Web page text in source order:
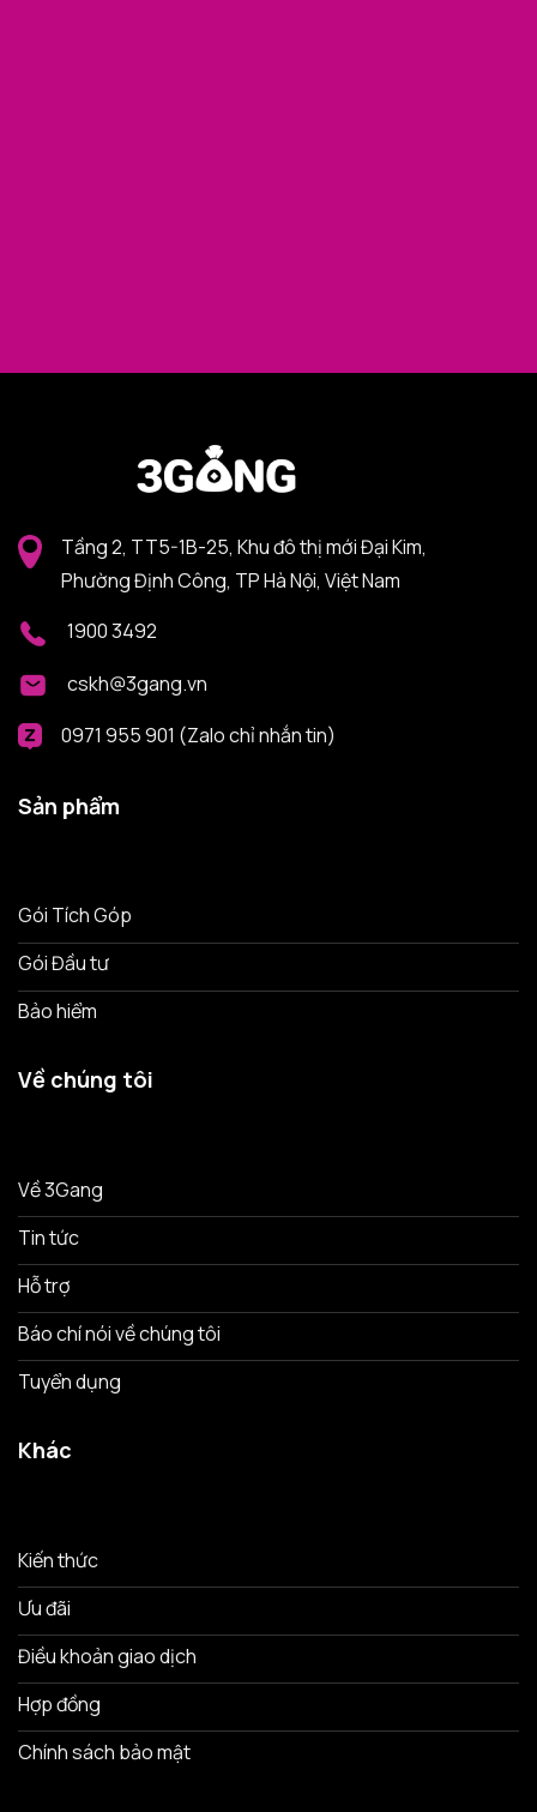
Tầng 2, TT5-1B-25, Khu đô thị mới Đại Kim,
Phường Định Công, TP Hà Nội, Việt Nam
1900 3492
cskh@3gang.vn
0971 955 901 (Zalo chỉ nhắn tin)
Sản phẩm
Gói Tích Góp
Gói Đầu tư
Bảo hiểm
Về chúng tôi
Về 3Gang
Tin tức
Hỗ trợ
Báo chí nói về chúng tôi
Tuyển dụng
Khác
Kiến thức
Ưu đãi
Điều khoản giao dịch
Hợp đồng
Chính sách bảo mật